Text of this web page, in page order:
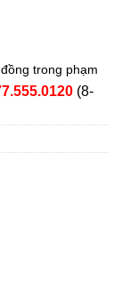
trong phạm
(8-